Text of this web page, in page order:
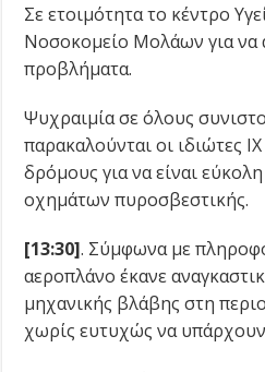
Σε ετοιμότητα το κέντρο
Νοσοκομείο Μολάων για να
προβλήματα.
Ψυχραιμία σε όλους
παρακαλούνται οι ιδιώτες
δρόμους για να είναι
οχημάτων πυροσβεστικής.
[13:30]. Σύμφωνα με
αεροπλάνο έκανε
μηχανικής βλάβης στη
χωρίς ευτυχώς να